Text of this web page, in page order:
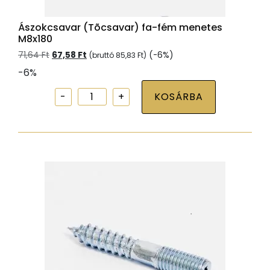
Ászokcsavar (Tõcsavar) fa-fém menetes
M8x180
71,64Ft Original
71,64 Ft.
67,58 Ft Current
67,58 Ft.
(bruttó85,83 Ft) (-6%)
-6%
Ászokcsavar
(Tõcsavar)
KOSÁRBA